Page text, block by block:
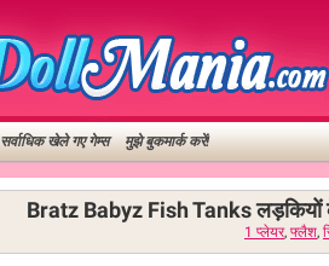
सर्वाधिक खेले गए गेम्स मुझे बुकमार्क करें!
Bratz Babyz Fish Tanks लड़कियों
1 प्लेयर, फ्लैश,